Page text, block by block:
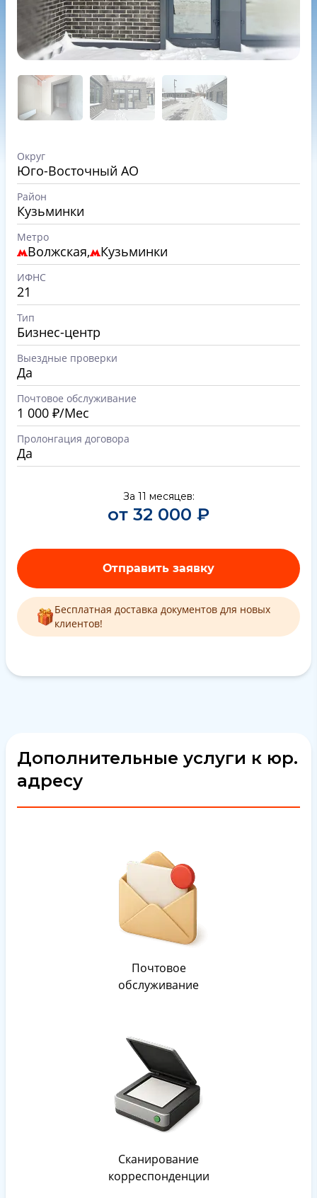
Округ
Юго-Восточный АО
Район
Кузьминки
Метро
Волжская, Кузьминки
ИФНС
21
Тип
Бизнес-центр
Выездные проверки
Да
Почтовое обслуживание
1 000 ₽/Мес
Пролонгация договора
Да
За 11 месяцев:
от 32 000 ₽
Отправить заявку
Бесплатная доставка документов для новых
клиентов!
Дополнительные услуги к юр.
адресу
Почтовое
обслуживание
Сканирование
корреспонденции